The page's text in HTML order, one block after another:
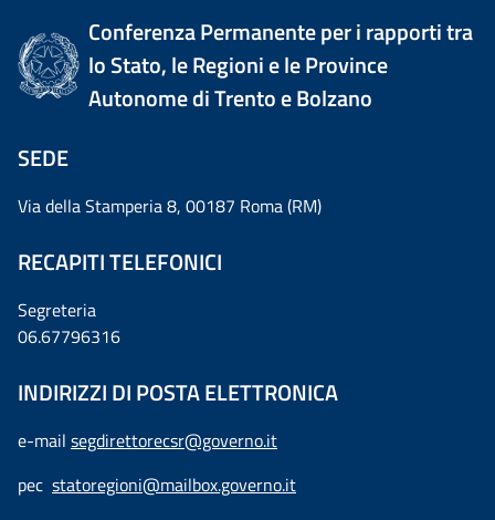
Conferenza Permanente per i rapporti tra
lo Stato, le Regioni e le Province
Autonome di Trento e Bolzano
SEDE
Via della Stamperia 8, 00187 Roma (RM)
RECAPITI TELEFONICI
Segreteria
06.67796316
INDIRIZZI DI POSTA ELETTRONICA
e-mail segdirettorecsr@governo.it
pec statoregioni@mailbox.governo.it